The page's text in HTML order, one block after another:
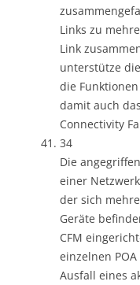
Links zu
Link
unterstütze
die
damit auch
Connectivity
34
Die
einer
der sich
Geräte
CFM
einzelnen
Ausfall eines